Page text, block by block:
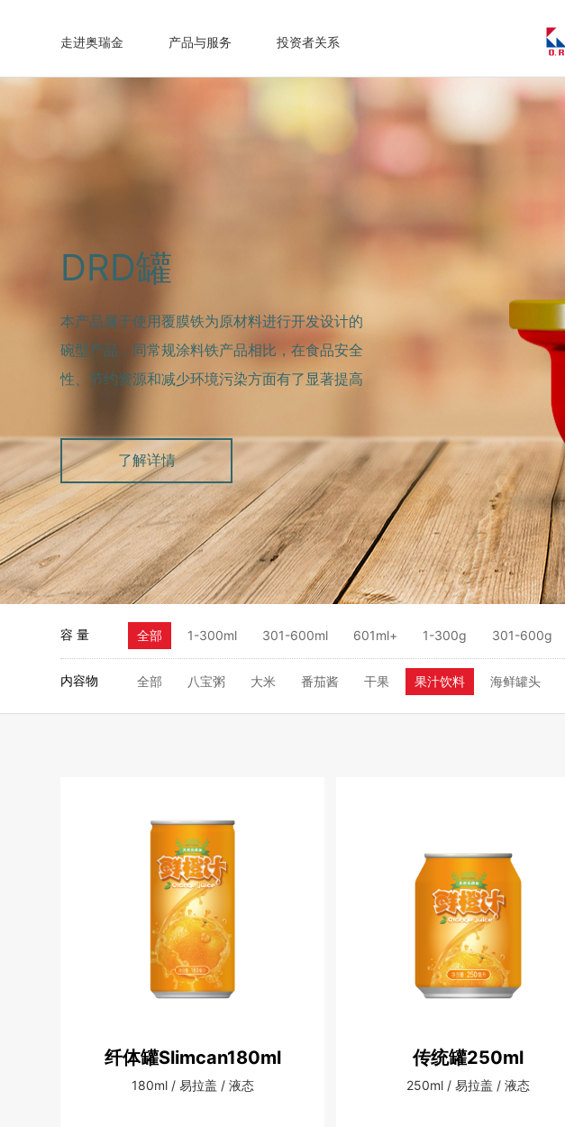
走进奥瑞金 产品与服务 投资者关系
DRD罐
本产品属于使用覆膜铁为原材料进行开发设计的
碗型产品，同常规涂料铁产品相比，在食品安全
性、节约资源和减少环境污染方面有了显著提高
了解详情
容 量 全部 1-300ml 301-600ml 601ml+ 1-300g 301-600g
内容物 全部 八宝粥 大米 番茄酱 干果 果汁饮料 海鲜罐头
纤体罐Slimcan180ml
180ml / 易拉盖 / 液态
传统罐250ml
250ml / 易拉盖 / 液态